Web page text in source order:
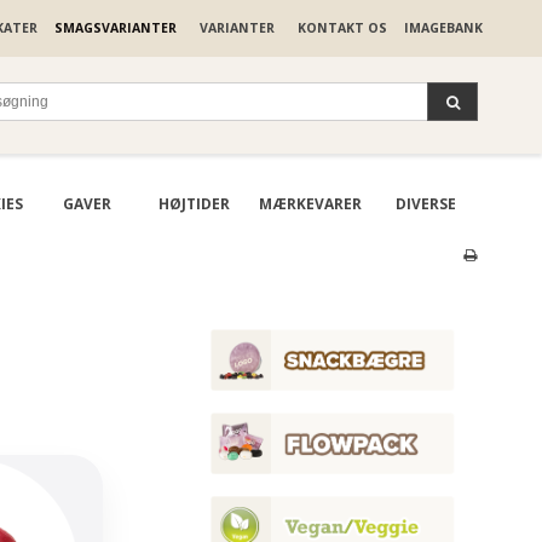
SMAGSVARIANTER VARIANTER KONTAKT OS IMAGEBANK
GAVER HØJTIDER MÆRKEVARER DIVERSE